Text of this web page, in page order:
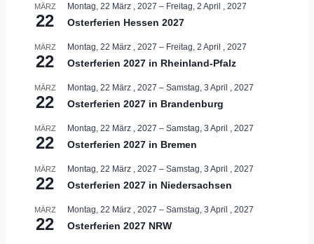
MÄRZ
22
Montag, 22 März , 2027 – Freitag, 2 April , 2027
Osterferien Hessen 2027
MÄRZ
22
Montag, 22 März , 2027 – Freitag, 2 April , 2027
Osterferien 2027 in Rheinland-Pfalz
MÄRZ
22
Montag, 22 März , 2027 – Samstag, 3 April , 2027
Osterferien 2027 in Brandenburg
MÄRZ
22
Montag, 22 März , 2027 – Samstag, 3 April , 2027
Osterferien 2027 in Bremen
MÄRZ
22
Montag, 22 März , 2027 – Samstag, 3 April , 2027
Osterferien 2027 in Niedersachsen
MÄRZ
22
Montag, 22 März , 2027 – Samstag, 3 April , 2027
Osterferien 2027 NRW